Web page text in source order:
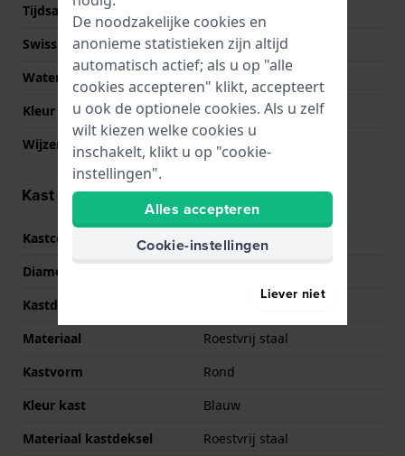
Tijdsaanduiding
Swiss Made
Nee
Waterdichtheid
5 Bar (douchen)
Kleur Wijzerplaat
Blauw
Wijzer kleuren (u,m,s)
Zilver, Zilver, Zilver
Kast informatie
Kastcode
TH.419.1.34.3697
Diameter
Kastdikte
Materiaal
Roestvrij staal
Kastvorm
Rond
Kleur kast
Blauw
Materiaal kastdeksel
Roestvrij staal
De noodzakelijke cookies en
anonieme statistieken zijn altijd
automatisch actief; als u op "alle
cookies accepteren" klikt, accepteert
u ook de optionele cookies. Als u zelf
wilt kiezen welke cookies u
inschakelt, klikt u op "cookie-
instellingen".
Alles accepteren
Cookie-instellingen
Liever niet